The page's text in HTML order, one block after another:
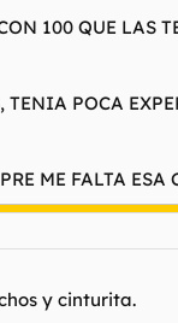
100 QUE LAS
POCA
ME FALTA ESA
y cinturita.